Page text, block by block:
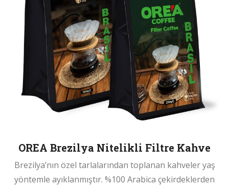
OREA Brezilya Nitelikli Filtre Kahve
Brezilya’nın özel tarlalarından toplanan kahveler yaş
yöntemle ayıklanmıştır. %100 Arabica çekirdeklerden